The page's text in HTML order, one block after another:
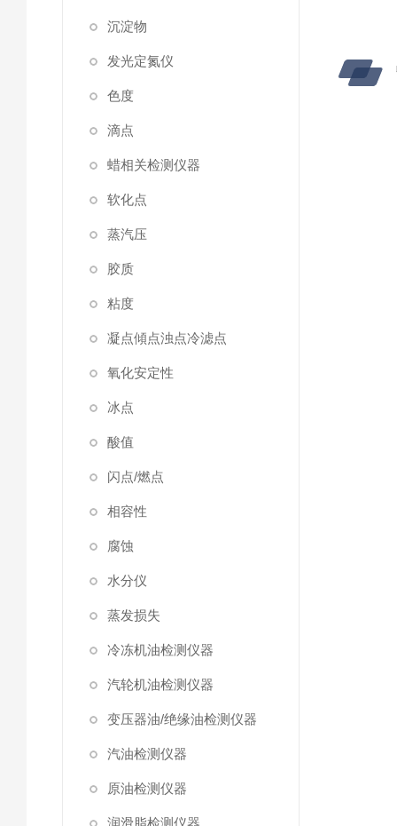
沉淀物
发光定氮仪
色度
滴点
蜡相关检测仪器
软化点
蒸汽压
胶质
粘度
凝点傾点浊点冷滤点
氧化安定性
冰点
酸值
闪点/燃点
相容性
腐蚀
水分仪
蒸发损失
冷冻机油检测仪器
汽轮机油检测仪器
变压器油/绝缘油检测仪器
汽油检测仪器
原油检测仪器
润滑脂检测仪器